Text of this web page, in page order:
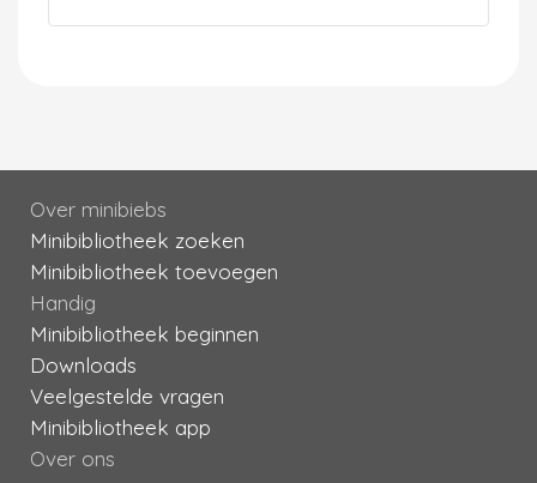
Over minibiebs
Minibibliotheek zoeken
Minibibliotheek toevoegen
Handig
Minibibliotheek beginnen
Downloads
Veelgestelde vragen
Minibibliotheek app
Over ons